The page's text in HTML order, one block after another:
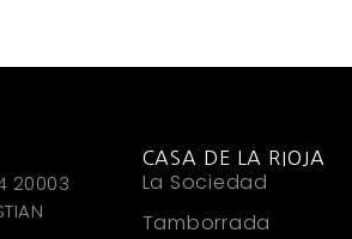
20003
CASA DE LA RIOJA
La Sociedad
Tamborrada